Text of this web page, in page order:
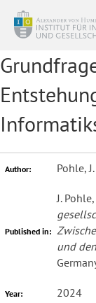
Author: Pohle, J.
Published in:
J.
und
Year: 2024